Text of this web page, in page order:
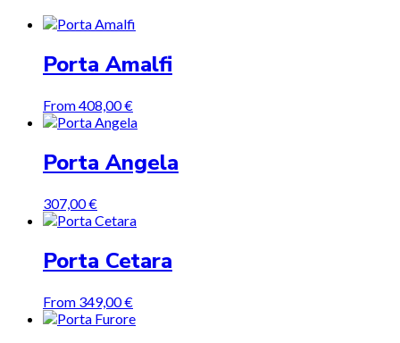
Porta Amalfi
From408,00€
Porta Angela
307,00€
Porta Cetara
From 349,00€